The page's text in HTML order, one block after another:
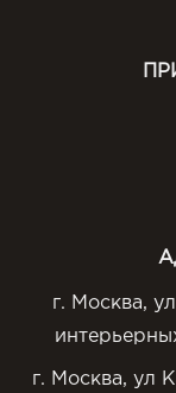
г. Москва,
г. Москва, ул